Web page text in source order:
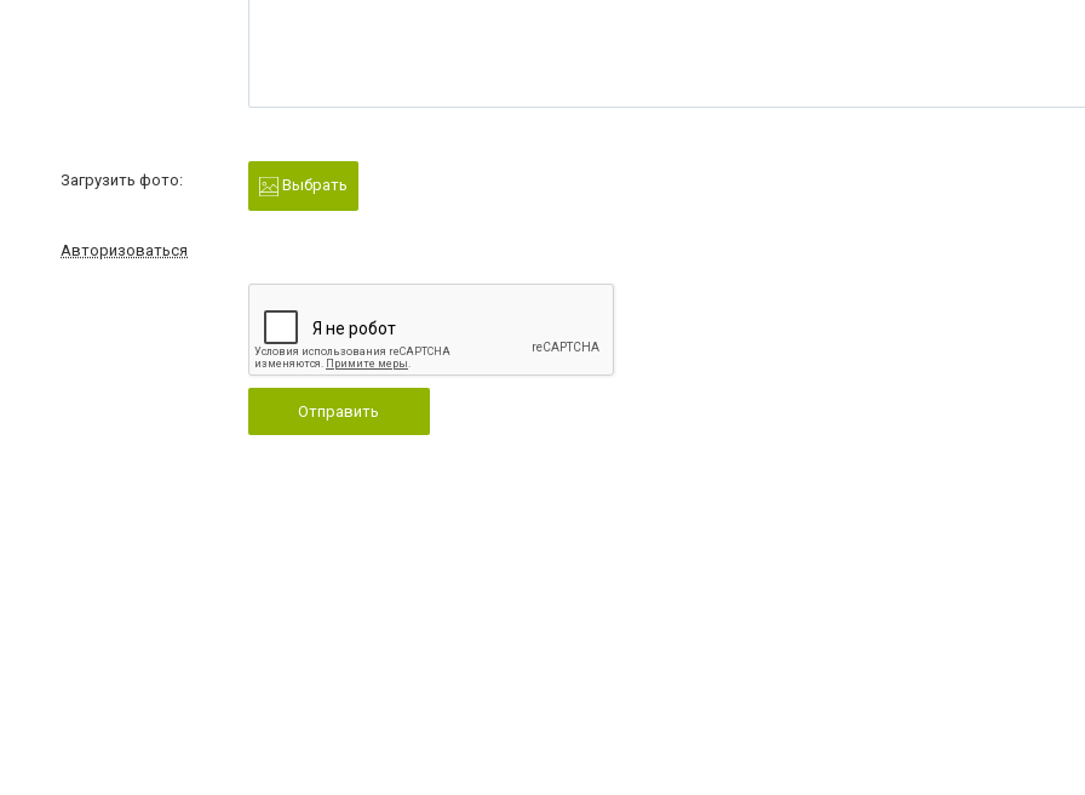
Загрузить фото: Выбрать
Авторизоваться
Отправить